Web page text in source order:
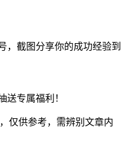
，截图分享你的成功经验到
送专属福利！
仅供参考，需辨别文章内